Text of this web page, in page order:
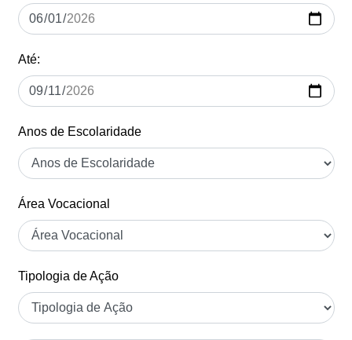
Até:
Anos de Escolaridade
Área Vocacional
Tipologia de Ação